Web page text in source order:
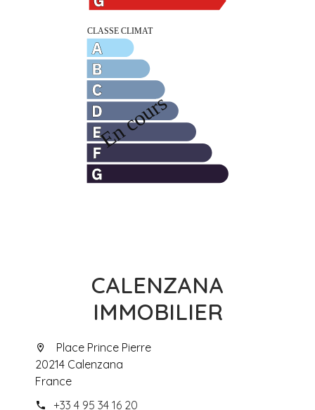
CALENZANA
IMMOBILIER
Place Prince Pierre
20214 Calenzana
France
+33 4 95 34 16 20